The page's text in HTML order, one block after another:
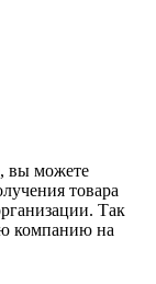
вы можете
товара
Так
компанию на